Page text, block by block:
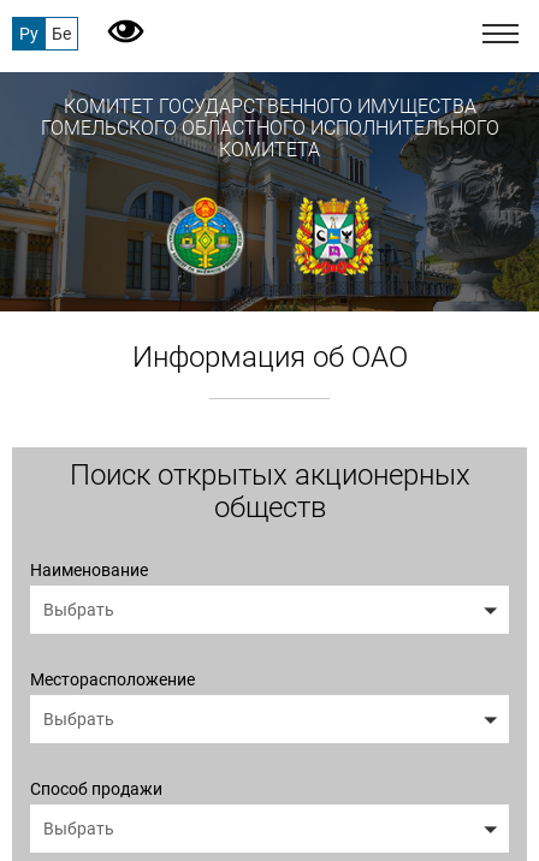
Ру Бе
КОМИТЕТ ГОСУДАРСТВЕННОГО ИМУЩЕСТВА
ГОМЕЛЬСКОГО ОБЛАСТНОГО ИСПОЛНИТЕЛЬНОГО
КОМИТЕТА
Информация об ОАО
Поиск открытых акционерных
обществ
Наименование
Выбрать
Месторасположение
Выбрать
Способ продажи
Выбрать